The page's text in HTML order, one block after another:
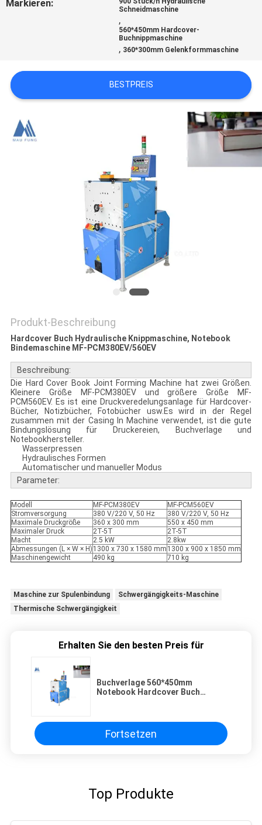
DATENSCHUTZRICHTLINIE
Markieren:
Schneidmaschine
,
560*450mm Hardcover-
Buchnippmaschine
, 360*300mm Gelenkformmaschine
BESTPREIS
Produkt-Beschreibung
Hardcover Buch Hydraulische Knippmaschine, Notebook
Bindemaschine MF-PCM380EV/560EV
Beschreibung:
Die Hard Cover Book Joint Forming Machine hat zwei Größen.
Kleinere Größe MF-PCM380EV und größere Größe MF-
PCM560EV. Es ist eine Druckveredelungsanlage für Hardcover-
Bücher, Notizbücher, Fotobücher usw.Es wird in der Regel
zusammen mit der Casing In Machine verwendet, ist die gute
Bindungslösung für Druckereien, Buchverlage und
Notebookhersteller.
Wasserpressen
Hydraulisches Formen
Automatischer und manueller Modus
Parameter:
Modell MF-PCM380EV
MF-PCM560EV
Stromversorgung
380 V/220 V, 50 Hz
380 V/220 V, 50 Hz
Maximale Druckgröße
360 x 300 mm
550 x 450 mm
Maximaler Druck
2T-5T
2T-5T
Macht
2.5 kW
2.8kw
Abmessungen (L × W × H) 1300 x 730 x 1580 mm 1300 x 900 x 1850 mm
Maschinengewicht
490 kg 710 kg
Maschine zur Spulenbindung
Schwergängigkeits-Maschine
Thermische Schwergängigkeit
Erhalten Sie den besten Preis für
Buchverlage 560*450mm
Notebook Hardcover Buch
PCM560EV
Fortsetzen
Top Produkte